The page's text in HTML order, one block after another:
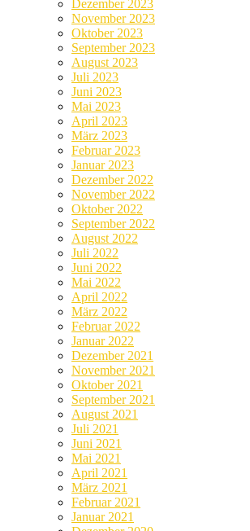
Dezember 2023
November 2023
Oktober 2023
September 2023
August 2023
Juli 2023
Juni 2023
Mai 2023
April 2023
März 2023
Februar 2023
Januar 2023
Dezember 2022
November 2022
Oktober 2022
September 2022
August 2022
Juli 2022
Juni 2022
Mai 2022
April 2022
März 2022
Februar 2022
Januar 2022
Dezember 2021
November 2021
Oktober 2021
September 2021
August 2021
Juli 2021
Juni 2021
Mai 2021
April 2021
März 2021
Februar 2021
Januar 2021